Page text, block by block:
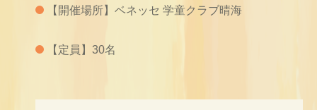
【開催場所】ベネッセ 学童クラブ晴海
【定員】30名